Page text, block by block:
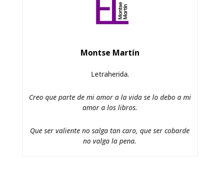
Montse Martín
Letraherida.
Creo que parte de mi amor a la vida se lo debo a mi
amor a los libros.
Que ser valiente no salga tan caro, que ser cobarde
no valga la pena.